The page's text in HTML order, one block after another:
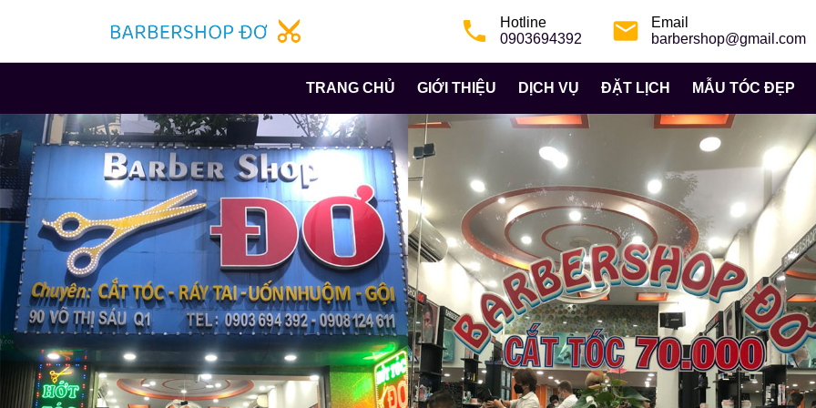
phone
Hotline
0903694392
email
Email
barbershop@gmail.com
TRANG CHỦ GIỚI THIỆU DỊCH VỤ ĐẶT LỊCH MẪU TÓC ĐẸP